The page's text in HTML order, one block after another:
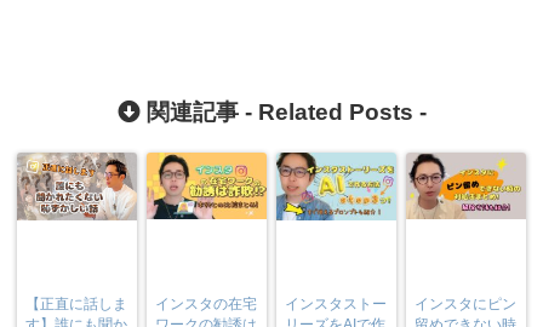
関連記事 - Related Posts -
【正直に話しま
インスタの在宅
インスタストー
インスタにピン